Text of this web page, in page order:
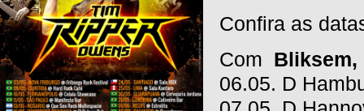
Confira as
Com
06.05. D